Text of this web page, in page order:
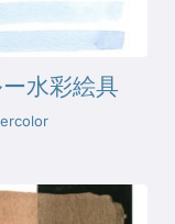
水彩絵具